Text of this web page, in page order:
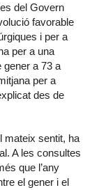
del Govern
favorable
i per a
per a una
gener a 73 a
per a
des de
mateix sentit, ha
A les consultes
que l’any
el gener i el